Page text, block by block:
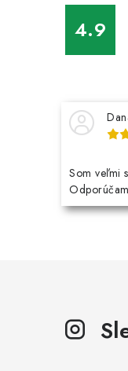
4.9
Som veľmi